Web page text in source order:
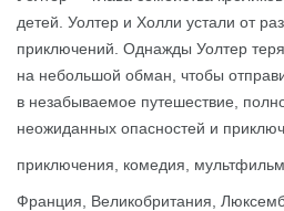
детей. Уолтер и Холли устали от
приключений. Однажды Уолтер
на небольшой обман, чтобы
в незабываемое путешествие,
неожиданных опасностей и
приключения, комедия,
Франция, Великобритания,